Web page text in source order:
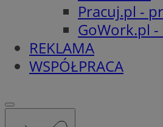
Pracuj.pl -
GoWork.pl -
REKLAMA
WSPÓŁPRACA